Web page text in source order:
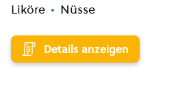
Liköre
Nüsse
Details anzeigen